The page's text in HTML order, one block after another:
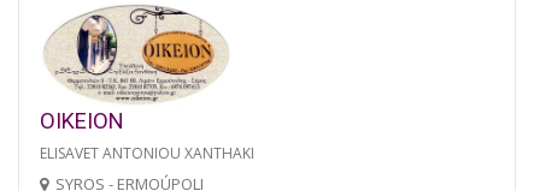
OIKEION
ELISAVET ANTONIOU XANTHAKI
SYROS - ERMOÚPOLI